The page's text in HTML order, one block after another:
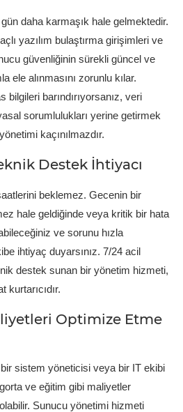
daha karmaşık hale gelmektedir.
yazılım bulaştırma girişimleri ve
güvenliğinin sürekli güncel ve
ele alınmasını zorunlu kılar.
barındırıyorsanız, veri
sorumlulukları yerine getirmek
kaçınılmazdır.
Destek İhtiyacı
beklemez. Gecenin bir
hale geldiğinde veya kritik bir hata
ve sorunu hızla
ihtiyaç duyarsınız. 7/24 acil
destek sunan bir yönetim hizmeti,
kurtarıcıdır.
Optimize Etme
sistem yöneticisi veya bir IT ekibi
ve eğitim gibi maliyetler
Sunucu yönetimi hizmeti